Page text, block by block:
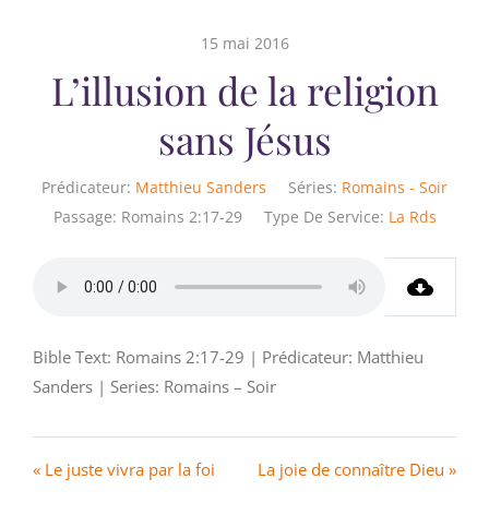
15 mai 2016
L’illusion de la religion
sans Jésus
Prédicateur: Matthieu Sanders Séries: Romains - Soir
Passage: Romains 2:17-29 Type De Service: La Rds
Bible Text: Romains 2:17-29 | Prédicateur: Matthieu
Sanders | Series: Romains – Soir
« Le juste vivra par la foi La joie de connaître Dieu »